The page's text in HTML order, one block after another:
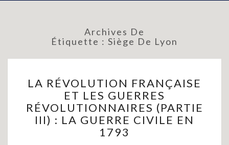
Archives De
Étiquette : Siège De Lyon
RÉVOLUTION
FRANÇAISE
ET
LES
GUERRES
RÉVOLUTIONNAIRES
LA RÉVOLUTION FRANÇAISE
ET LES GUERRES
RÉVOLUTIONNAIRES (PARTIE
III) : LA GUERRE CIVILE EN
1793